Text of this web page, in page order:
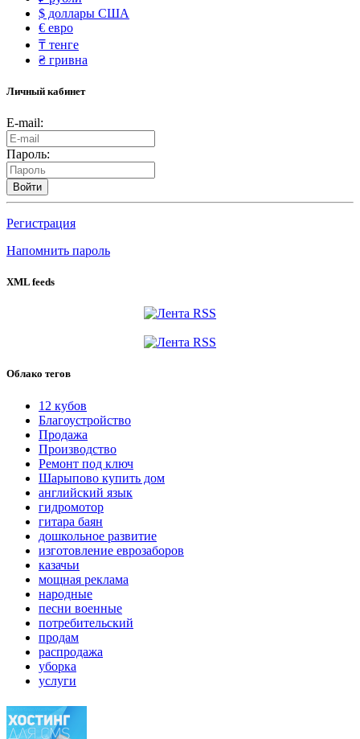
$ доллары США
€ евро
₸ тенге
₴ гривна
Личный кабинет
E-mail:
Пароль:
Войти
Регистрация
Напомнить пароль
XML feeds
Облако тегов
12 кубов
Благоустройство
Продажа
Производство
Ремонт под ключ
Шарыпово купить дом
английский язык
гидромотор
гитара баян
дошкольное развитие
изготовление еврозаборов
казачьи
мощная реклама
народные
песни военные
потребительский
продам
распродажа
уборка
услуги